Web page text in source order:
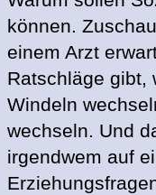
können.
einem Arzt
Ratschläge gibt,
Windeln
wechseln. Und
irgendwem auf